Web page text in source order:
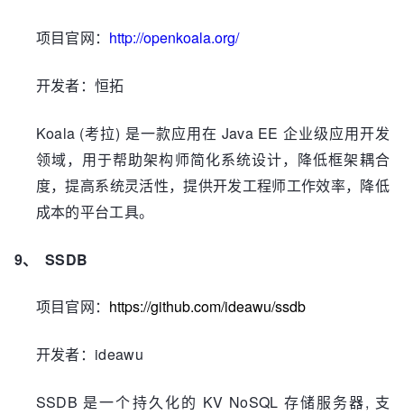
项目官网： http://openkoala.org/
开发者：恒拓
Koala (考拉) 是一款应用在 Java EE 企业级应用开发
领域，用于帮助架构师简化系统设计，降低框架耦合
度，提高系统灵活性，提供开发工程师工作效率，降低
成本的平台工具。
9、SSDB
项目官网： https://github.com/ideawu/ssdb
开发者： ideawu
SSDB 是一个持久化的 KV NoSQL 存储服务器, 支